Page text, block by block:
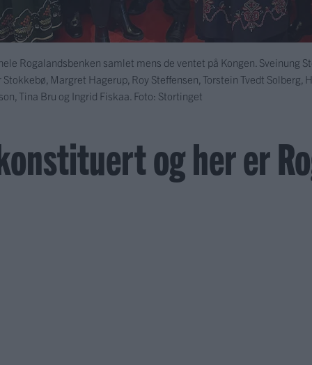
Rogalandsbenken samlet mens de ventet på Kongen. Sveinung
Margret Hagerup, Roy Steffensen, Torstein Tvedt Solberg,
Tina Bru og Ingrid Fiskaa. Foto: Stortinget
og her er